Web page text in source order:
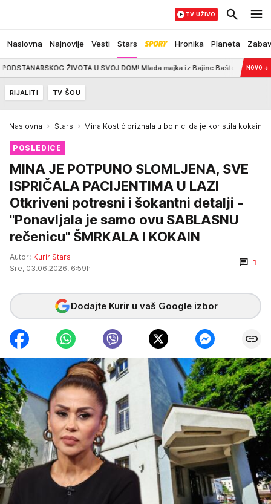
Naslovna Najnovije Vesti Stars Hronika Planeta
TV UŽIVO
ŽIVOTA U SVOJ DOM! Mlada majka iz Bajine Bašte dobila državnuNOVO →
RIJALITI TV ŠOU
Naslovna Stars Mina Kostić priznala u bolnici da je koristila kokain
POSLEDICE
MINA JE POTPUNO SLOMLJENA, SVE
ISPRIČALA PACIJENTIMA U LAZI
Otkriveni potresni i šokantni detalji -
"Ponavljala je samo ovu SABLASNU
rečenicu" ŠMRKALA I KOKAIN
Autor: Kurir Stars
Sre, 03.06.2026. 6:59h
1
Dodajte Kurir u vaš Google izbor